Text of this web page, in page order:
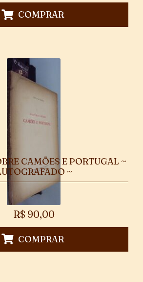
COMPRAR
CAMÕES E PORTUGAL ~
~
R$ 90,00
COMPRAR